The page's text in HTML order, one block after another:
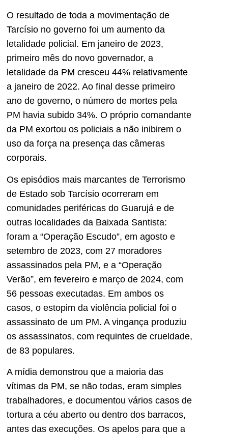
O resultado de toda a movimentação de
Tarcísio no governo foi um aumento da
letalidade policial. Em janeiro de 2023,
primeiro mês do novo governador, a
letalidade da PM cresceu 44% relativamente
a janeiro de 2022. Ao final desse primeiro
ano de governo, o número de mortes pela
PM havia subido 34%. O próprio comandante
da PM exortou os policiais a não inibirem o
uso da força na presença das câmeras
corporais.
Os episódios mais marcantes de Terrorismo
de Estado sob Tarcísio ocorreram em
comunidades periféricas do Guarujá e de
outras localidades da Baixada Santista:
foram a “Operação Escudo”, em agosto e
setembro de 2023, com 27 moradores
assassinados pela PM, e a “Operação
Verão”, em fevereiro e março de 2024, com
56 pessoas executadas. Em ambos os
casos, o estopim da violência policial foi o
assassinato de um PM. A vingança produziu
os assassinatos, com requintes de crueldade,
de 83 populares.
A mídia demonstrou que a maioria das
vítimas da PM, se não todas, eram simples
trabalhadores, e documentou vários casos de
tortura a céu aberto ou dentro dos barracos,
antes das execuções. Os apelos para que a